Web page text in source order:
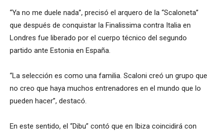
“Ya no me duele nada”, precisó el arquero de la “Scaloneta”
que después de conquistar la Finalissima contra Italia en
Londres fue liberado por el cuerpo técnico del segundo
partido ante Estonia en España.
“La selección es como una familia. Scaloni creó un grupo que
no creo que haya muchos entrenadores en el mundo que lo
pueden hacer”, destacó.
En este sentido, el “Dibu” contó que en Ibiza coincidirá con